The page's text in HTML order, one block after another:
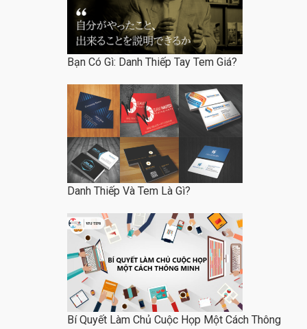
Bạn Có Gì: Danh Thiếp Tay Tem Giá?
Danh Thiếp Và Tem Là Gì?
Bí Quyết Làm Chủ Cuộc Họp Một Cách Thông